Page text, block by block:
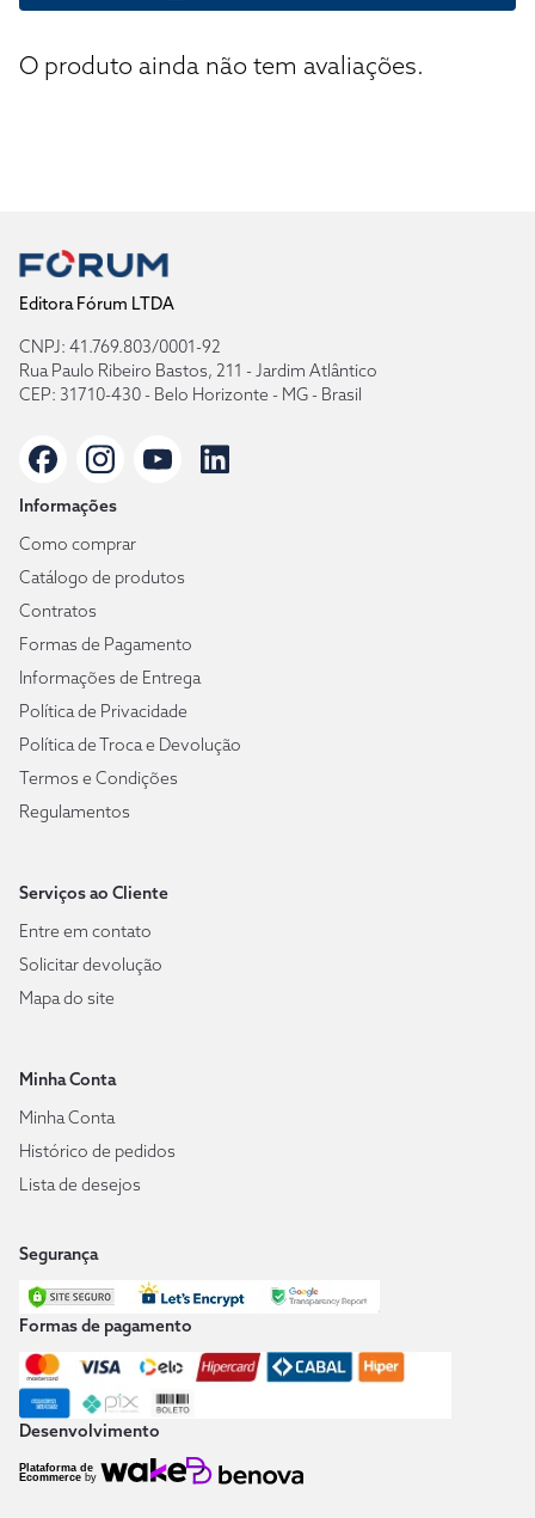
O produto ainda não tem avaliações.
Editora Fórum LTDA
CNPJ: 41.769.803/0001-92
Rua Paulo Ribeiro Bastos, 211 - Jardim Atlântico
CEP: 31710-430 - Belo Horizonte - MG - Brasil
Informações
Como comprar
Catálogo de produtos
Contratos
Formas de Pagamento
Informações de Entrega
Política de Privacidade
Política de Troca e Devolução
Termos e Condições
Regulamentos
Serviços ao Cliente
Entre em contato
Solicitar devolução
Mapa do site
Minha Conta
Minha Conta
Histórico de pedidos
Lista de desejos
Segurança
Formas de pagamento
Desenvolvimento